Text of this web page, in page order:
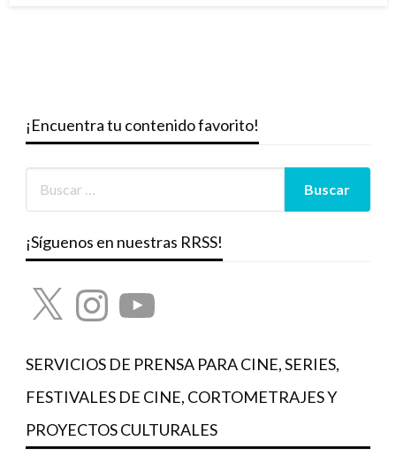
¡Encuentra tu contenido favorito!
¡Síguenos en nuestras RRSS!
X InstagramYouTube
SERVICIOS DE PRENSA PARA CINE, SERIES,
FESTIVALES DE CINE, CORTOMETRAJES Y
PROYECTOS CULTURALES